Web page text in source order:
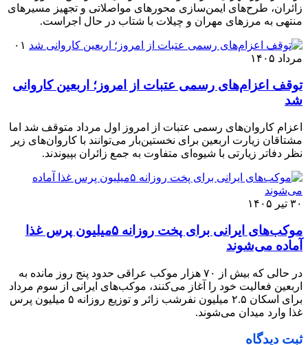
زائران، طرح‌های ایمن‌سازی محورهای مواصلاتی و تجهیز مسیرهای
منتهی به مرزهای مهران و چیلات با شتاب در حال اجراست.
۰۱
مرداد ۱۴۰۵
توقف اعزام‌‌های رسمی عتبات از امروز؛ اربعین کاروانی
شد
اعزام کاروان‌های رسمی عتبات از امروز اول مرداد متوقف شد اما
مشتاقان زیارت اربعین برای نخستین‌بار می‌توانند با کاروان‌های زیر
نظر دفاتر زیارتی با شیوه‌ای متفاوت به جمع زائران بپیوندند.
۳۰ تیر ۱۴۰۵
موکب‌های ایرانی برای پخت روزانه ۵میلیون پرس غذا
آماده می‌شوند
در حالی که بیش از ۷۰ هزار موکب عراقی حدود پنج روز مانده به
اربعین فعالیت خود را آغاز می‌کنند، موکب‌های ایرانی از سوم مرداد
برای اسکان ۲.۵ میلیون نفرشب زائر و توزیع روزانه ۵ میلیون پرس
غذا وارد میدان می‌شوند.
ثبت دیدگاه